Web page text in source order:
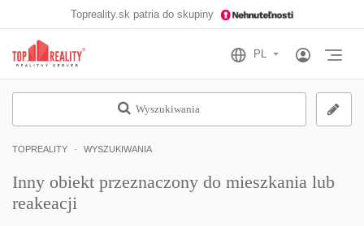
Topreality.sk patria do skupiny
Wyszukiwania
TOPREALITY WYSZUKIWANIA
Inny obiekt przeznaczony do mieszkania lub
reakeacji